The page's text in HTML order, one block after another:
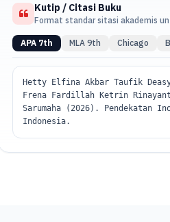
Kutip / Citasi Buku
Format standar sitasi akademis
APA 7th MLA 9th Chicago
Hetty Elfina Akbar Taufik
Frena Fardillah Ketrin
Sarumaha (2026). Pendekatan
Indonesia.